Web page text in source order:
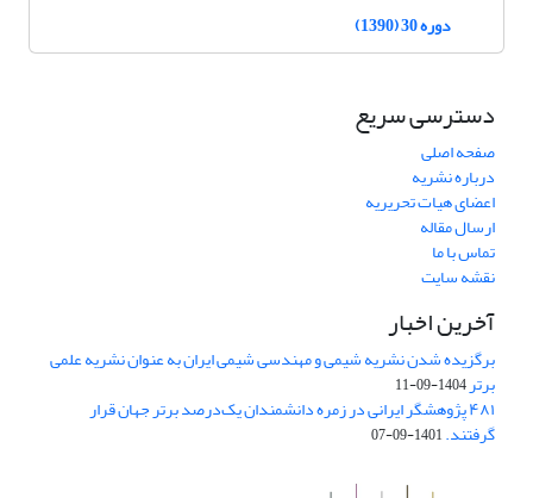
دوره 30 (1390)
دسترسی سریع
صفحه اصلی
درباره نشریه
اعضای هیات تحریریه
ارسال مقاله
تماس با ما
نقشه سایت
آخرین اخبار
برگزیده شدن نشریه شیمی و مهندسی شیمی ایران به عنوان نشریه علمی
برتر1404-09-11
۴۸۱ پژوهشگر ایرانی در زمره دانشمندان یک‌درصد برتر جهان قرار
گرفتند.1401-09-07